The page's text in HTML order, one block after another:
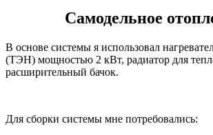
Самодельное
В основе системы я использовал
(ТЭН) мощностью 2 кВт, радиатор для
расширительный бачок.
Для сборки системы мне потребовались: